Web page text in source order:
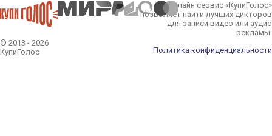
© 2013 - 2026
КупиГолос
Онлайн сервис «КупиГолос»
позволяет найти лучших дикторов
для записи видео или аудио
рекламы.
Политика конфиденциальности